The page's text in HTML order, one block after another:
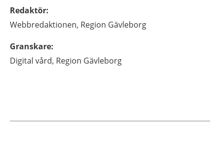
Redaktör:
Webbredaktionen, Region Gävleborg
Granskare:
Digital vård, Region Gävleborg